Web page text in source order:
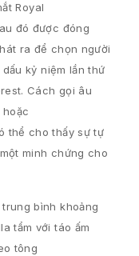
Royal
đó được đóng
ra để chọn người
kỷ niệm lần thứ
. Cách gọi âu
hoặc
thể cho thấy sự tự
một minh chứng cho
trung bình khoảng
tẩm với táo ấm
tông